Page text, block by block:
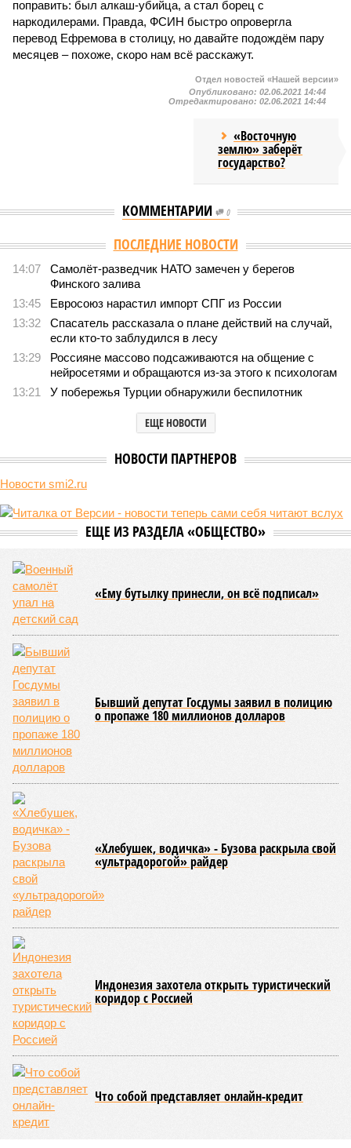
поправить: был алкаш-убийца, а стал борец с
наркодилерами. Правда, ФСИН быстро опровергла
перевод Ефремова в столицу, но давайте подождём пару
месяцев – похоже, скоро нам всё расскажут.
Отдел новостей «Нашей версии»
Опубликовано: 02.06.2021 14:44
Отредактировано: 02.06.2021 14:44
«Восточную
землю» заберёт
государство?
КОММЕНТАРИИ 0
Версия //Общество //
Земля уже не раз показывала человечеству свой
крутой нрав – когда покажет снова?
Земля уже не раз показывала человечеству свой крутой
нрав – когда покажет снова?
Последние времена
Земля уже не раз показывала человечеству свой крутой нрав – когда
Природа постоянно вступает в противоречие с нами. Ведь пока
она стремится всё на планете держать в балансе, человечество
не особенно церемонится с окружающей средой. Самые
массовые катастрофы в прошлом – какими они были? Какие
ждут нас со дня на день и чем грозят?
РассказСтивена Кинга
последствия очередного апокалипсиса, искусственно
вызванного группой биологов, называется «Конец всей
этой мерзости». В реальной жизни участия пытливых
исследователей в организации конца света может не
понадобиться: природа сама разберётся, как и где
уменьшить масштабы человеческой популяции.
(фото: en.wikipedia.org)
Да, наша любимая маленькая планета может быть
единственной, где в пределах Солнечной системы есть
полноценная жизнь, но Земля также регулярно пытается
эту жизнь уничтожить. Так уж вышло, что внутренние
процессы на планете включают в себя всевозможные
геологические, метеорологические и физические явления,
которые для человека довольно опасны. Или попросту
смертельны. И вот несколько тому примеров.
Все стихии сразу